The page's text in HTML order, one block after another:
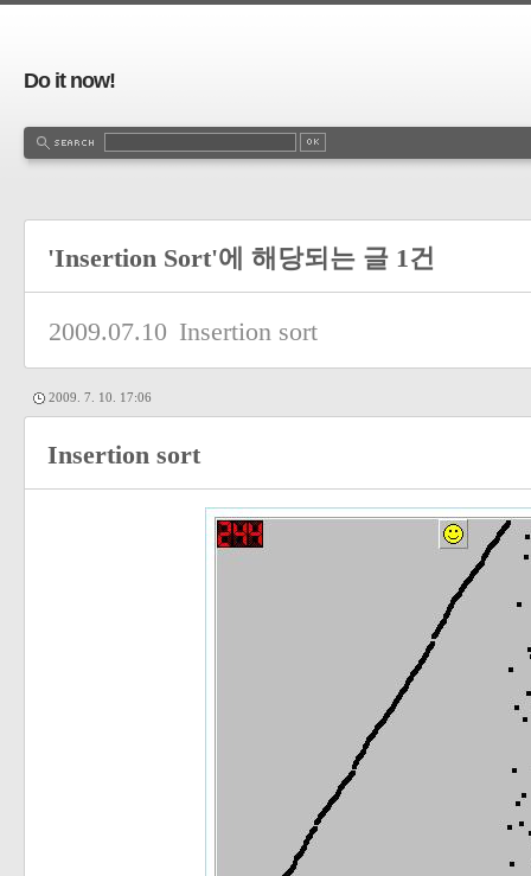
Do it now!
'Insertion Sort'에 해당되는 글 1건
2009.07.10 Insertion sort
2009. 7. 10. 17:06
Insertion sort